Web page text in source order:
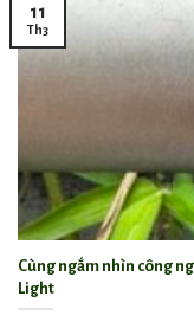
Cùng ngắm nhìn công
Light
11
Th3